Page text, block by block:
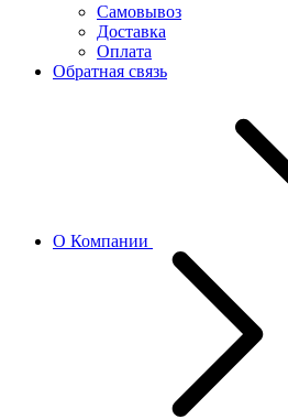
Самовывоз
Доставка
Оплата
Обратная связь
О Компании